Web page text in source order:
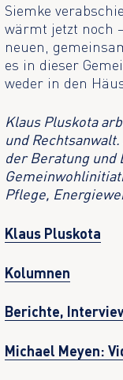
Siemke
wärmt jetzt noch
neuen,
es in dieser
weder in den
Klaus Pluskota
und
der Beratung
Pflege,
Klaus Pluskota
Kolumnen
Berichte,
Michael Meyen: